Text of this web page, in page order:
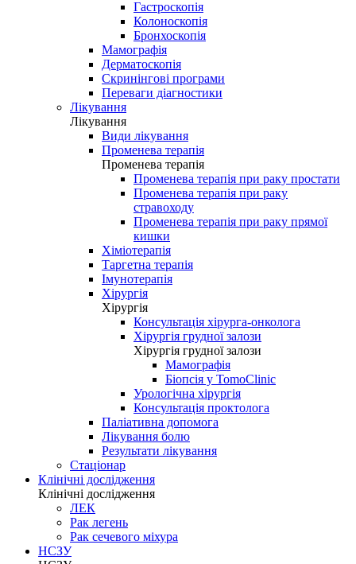
Гастроскопія
Колоноскопія
Бронхоскопія
Мамографія
Дерматоскопія
Скринінгові програми
Переваги діагностики
Лікування
Лікування
Види лікування
Променева терапія
Променева терапія
Променева терапія при раку простати
Променева терапія при раку
стравоходу
Променева терапія при раку прямої
кишки
Хіміотерапія
Таргетна терапія
Імунотерапія
Хірургія
Хірургія
Консультація хірурга-онколога
Хірургія грудної залози
Хірургія грудної залози
Мамографія
Біопсія у TomoClinic
Урологічна хірургія
Консультація проктолога
Паліативна допомога
Лікування болю
Результати лікування
Стаціонар
Клінічні дослідження
Клінічні дослідження
ЛЕК
Рак легень
Рак сечевого міхура
НСЗУ